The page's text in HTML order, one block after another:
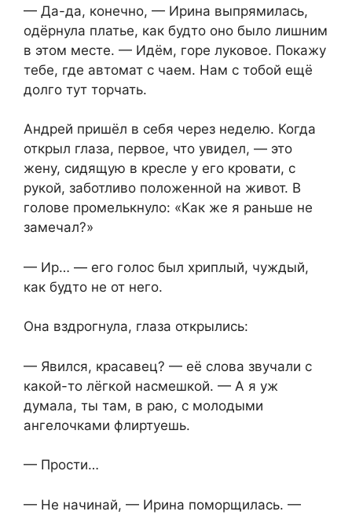
— Да-да, конечно, — Ирина выпрямилась,
одёрнула платье, как будто оно было лишним
в этом месте. — Идём, горе луковое. Покажу
тебе, где автомат с чаем. Нам с тобой ещё
долго тут торчать.
Андрей пришёл в себя через неделю. Когда
открыл глаза, первое, что увидел, — это
жену, сидящую в кресле у его кровати, с
рукой, заботливо положенной на живот. В
голове промелькнуло: «Как же я раньше не
замечал?»
— Ир… — его голос был хриплый, чуждый,
как будто не от него.
Она вздрогнула, глаза открылись:
— Явился, красавец? — её слова звучали с
какой-то лёгкой насмешкой. — А я уж
думала, ты там, в раю, с молодыми
ангелочками флиртуешь.
— Прости…
— Не начинай, — Ирина поморщилась. —